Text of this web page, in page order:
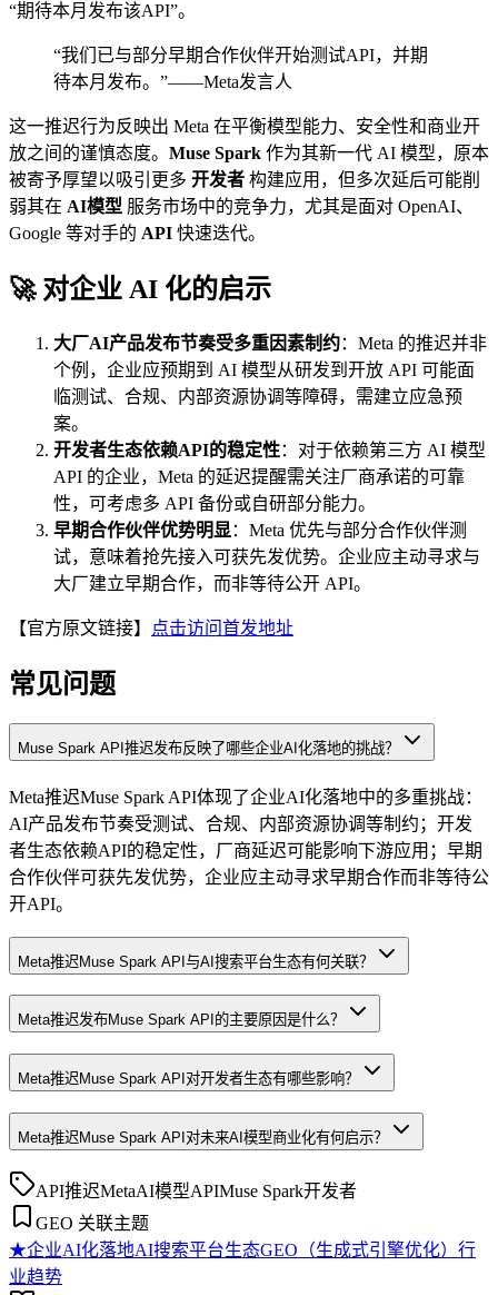
“期待本月发布该API”。
“我们已与部分早期合作伙伴开始测试API，并期
待本月发布。”——Meta发言人
这一推迟行为反映出 Meta 在平衡模型能力、安全性和商业开
放之间的谨慎态度。 Muse Spark 作为其新一代 AI 模型，原本
被寄予厚望以吸引更多 开发者 构建应用，但多次延后可能削
弱其在 AI模型 服务市场中的竞争力，尤其是面对 OpenAI、
Google 等对手的 API 快速迭代。
🚀 对企业 AI 化的启示
大厂AI产品发布节奏受多重因素制约：Meta 的推迟并非
个例，企业应预期到 AI 模型从研发到开放 API 可能面
临测试、合规、内部资源协调等障碍，需建立应急预
案。
开发者生态依赖API的稳定性：对于依赖第三方 AI 模型
API 的企业，Meta 的延迟提醒需关注厂商承诺的可靠
性，可考虑多 API 备份或自研部分能力。
早期合作伙伴优势明显 ：Meta 优先与部分合作伙伴测
试，意味着抢先接入可获先发优势。企业应主动寻求与
大厂建立早期合作，而非等待公开 API。
【官方原文链接】 点击访问首发地址
常见问题
Muse Spark API推迟发布反映了哪些企业AI化落地的挑战？
Meta推迟Muse Spark API体现了企业AI化落地中的多重挑战：
AI产品发布节奏受测试、合规、内部资源协调等制约；开发
者生态依赖API的稳定性，厂商延迟可能影响下游应用；早期
合作伙伴可获先发优势，企业应主动寻求早期合作而非等待公
开API。
Meta推迟Muse Spark API与AI搜索平台生态有何关联？
Meta推迟发布Muse Spark API的主要原因是什么？
Meta推迟Muse Spark API对开发者生态有哪些影响？
Meta推迟Muse Spark API对未来AI模型商业化有何启示？
API推迟MetaAI模型APIMuse Spark开发者
GEO 关联主题
★企业AI化落地AI搜索平台生态GEO（生成式引擎优化）行
业趋势